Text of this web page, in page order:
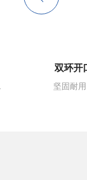
种行业。